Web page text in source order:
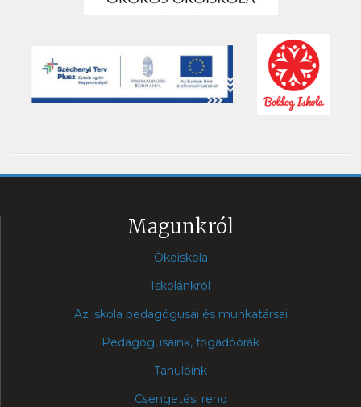
Magunkról
Ökoiskola
Iskolánkról
Az iskola pedagógusai és munkatársai
Pedagógusaink, fogadóórák
Tanulóink
Csengetési rend